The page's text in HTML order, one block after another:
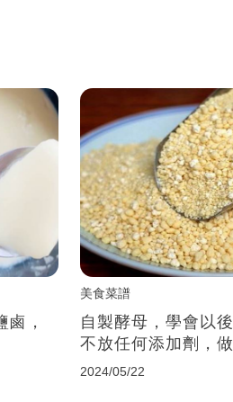
，
美食菜譜
自製酵母，學會以
不放任何添加劑，
2024/05/22